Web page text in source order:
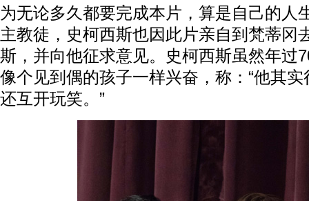
为无论多久都要完成本片，算是自己的人
主教徒，史柯西斯也因此片亲自到梵蒂冈
斯，并向他征求意见。史柯西斯虽然年过
像个见到偶的孩子一样兴奋，称：“他其
还互开玩笑。”